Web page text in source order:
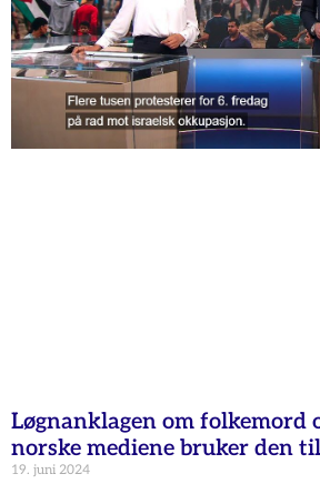
Løgnanklagen om folkemord
norske mediene bruker den
19. juni 2024